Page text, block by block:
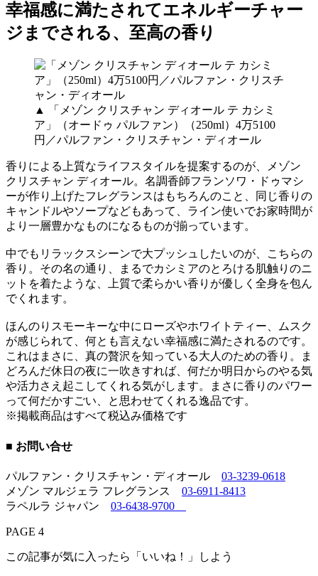
幸福感に満たされてエネルギーチャー
ジまでされる、至高の香り
▲ 「メゾン クリスチャン ディオール テ カシミ
ア」（オードゥ パルファン）（250ml）4万5100
円／パルファン・クリスチャン・ディオール
香りによる上質なライフスタイルを提案するのが、メゾン
クリスチャン ディオール。名調香師フランソワ・ドゥマシ
ーが作り上げたフレグランスはもちろんのこと、同じ香りの
キャンドルやソープなどもあって、ライン使いでお家時間が
より一層豊かなものになるものが揃っています。
中でもリラックスシーンで大プッシュしたいのが、こちらの
香り。その名の通り、まるでカシミアのとろける肌触りのニ
ットを着たような、上質で柔らかい香りが優しく全身を包ん
でくれます。
ほんのりスモーキーな中にローズやホワイトティー、ムスク
が感じられて、何とも言えない幸福感に満たされるのです。
これはまさに、真の贅沢を知っている大人のための香り。ま
どろんだ休日の夜に一吹きすれば、何だか明日からのやる気
や活力さえ起こしてくれる気がします。まさに香りのパワー
って何だかすごい、と思わせてくれる逸品です。
※掲載商品はすべて税込み価格です
■ お問い合せ
パルファン・クリスチャン・ディオール 03-3239-0618
メゾン マルジェラ フレグランス 03-6911-8413
ラペルラ ジャパン 03-6438-9700
PAGE 4
この記事が気に入ったら「いいね！」しよう